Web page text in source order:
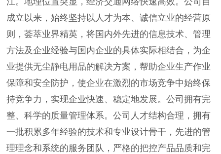
成立以来，始终坚持以人才为本、诚信立业的经营原
则，荟萃业界精英，将国内外先进的信息技术、管理
方法及企业经验与国内企业的具体实际相结合，为企
业提供无尘静电用品的解决方案，帮助企业生产作业
保障和安全防护，使企业在激烈的市场竞争中始终保
持竞争力，实现企业快速、稳定地发展。公司拥有完
整、科学的质量管理体系。公司人才结构合理，拥有
一批积累多年经验的技术和专业设计骨干，先进的管
理理念和系统的服务团队，严格的把控产品品质和完